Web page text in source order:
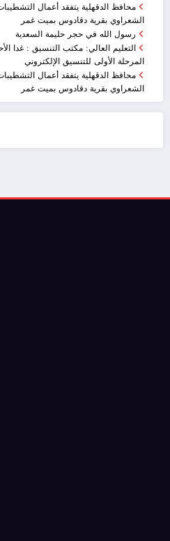
محافظ الدقهلية يتفقد أعمال
الشعراوي بقرية دقادوس بميت غمر
رسول الله في حجر حليمة السعدية
التعليم العالي: مكتب التنسيق : غدا
المرحلة الأولى للتنسيق الإلكتروني
محافظ الدقهلية يتفقد أعمال
الشعراوي بقرية دقادوس بميت غمر